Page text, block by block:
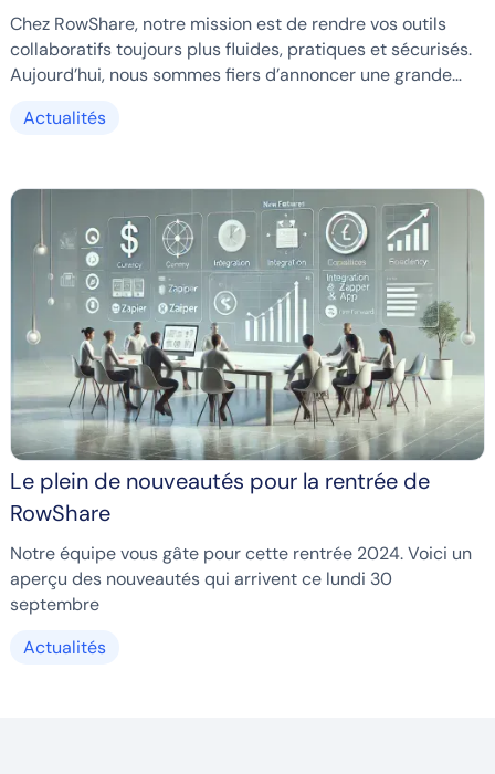
Chez RowShare, notre mission est de rendre vos outils
collaboratifs toujours plus fluides, pratiques et sécurisés.
Aujourd’hui, nous sommes fiers d’annoncer une grande
RowShare !
Actualités
Le plein de nouveautés pour la rentrée de
RowShare
Notre équipe vous gâte pour cette rentrée 2024. Voici un
aperçu des nouveautés qui arrivent ce lundi 30
septembre
Actualités